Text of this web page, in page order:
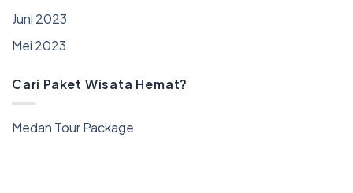
Juni 2023
Mei 2023
Cari Paket Wisata Hemat?
Medan Tour Package